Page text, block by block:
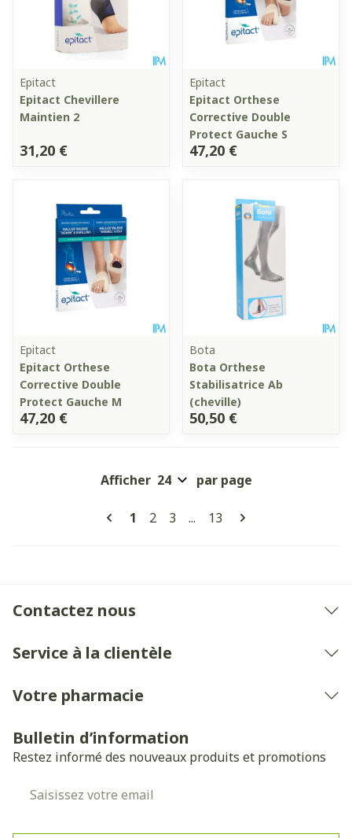
Epitact
Epitact Chevillere
Maintien 2
31,20 €
Epitact
Epitact Orthese
Corrective Double
Protect Gauche S
47,20 €
Epitact
Epitact Orthese
Corrective Double
Protect Gauche M
47,20 €
Bota
Bota Orthese
Stabilisatrice Ab
(cheville)
50,50 €
Pages
Vous lisez actuellement la page
1 Page
2 Page
3 ... Page
13
Afficher par page
Contactez nous
Service à la clientèle
Votre pharmacie
Bulletin d’information
Restez informé des nouveaux produits et promotions